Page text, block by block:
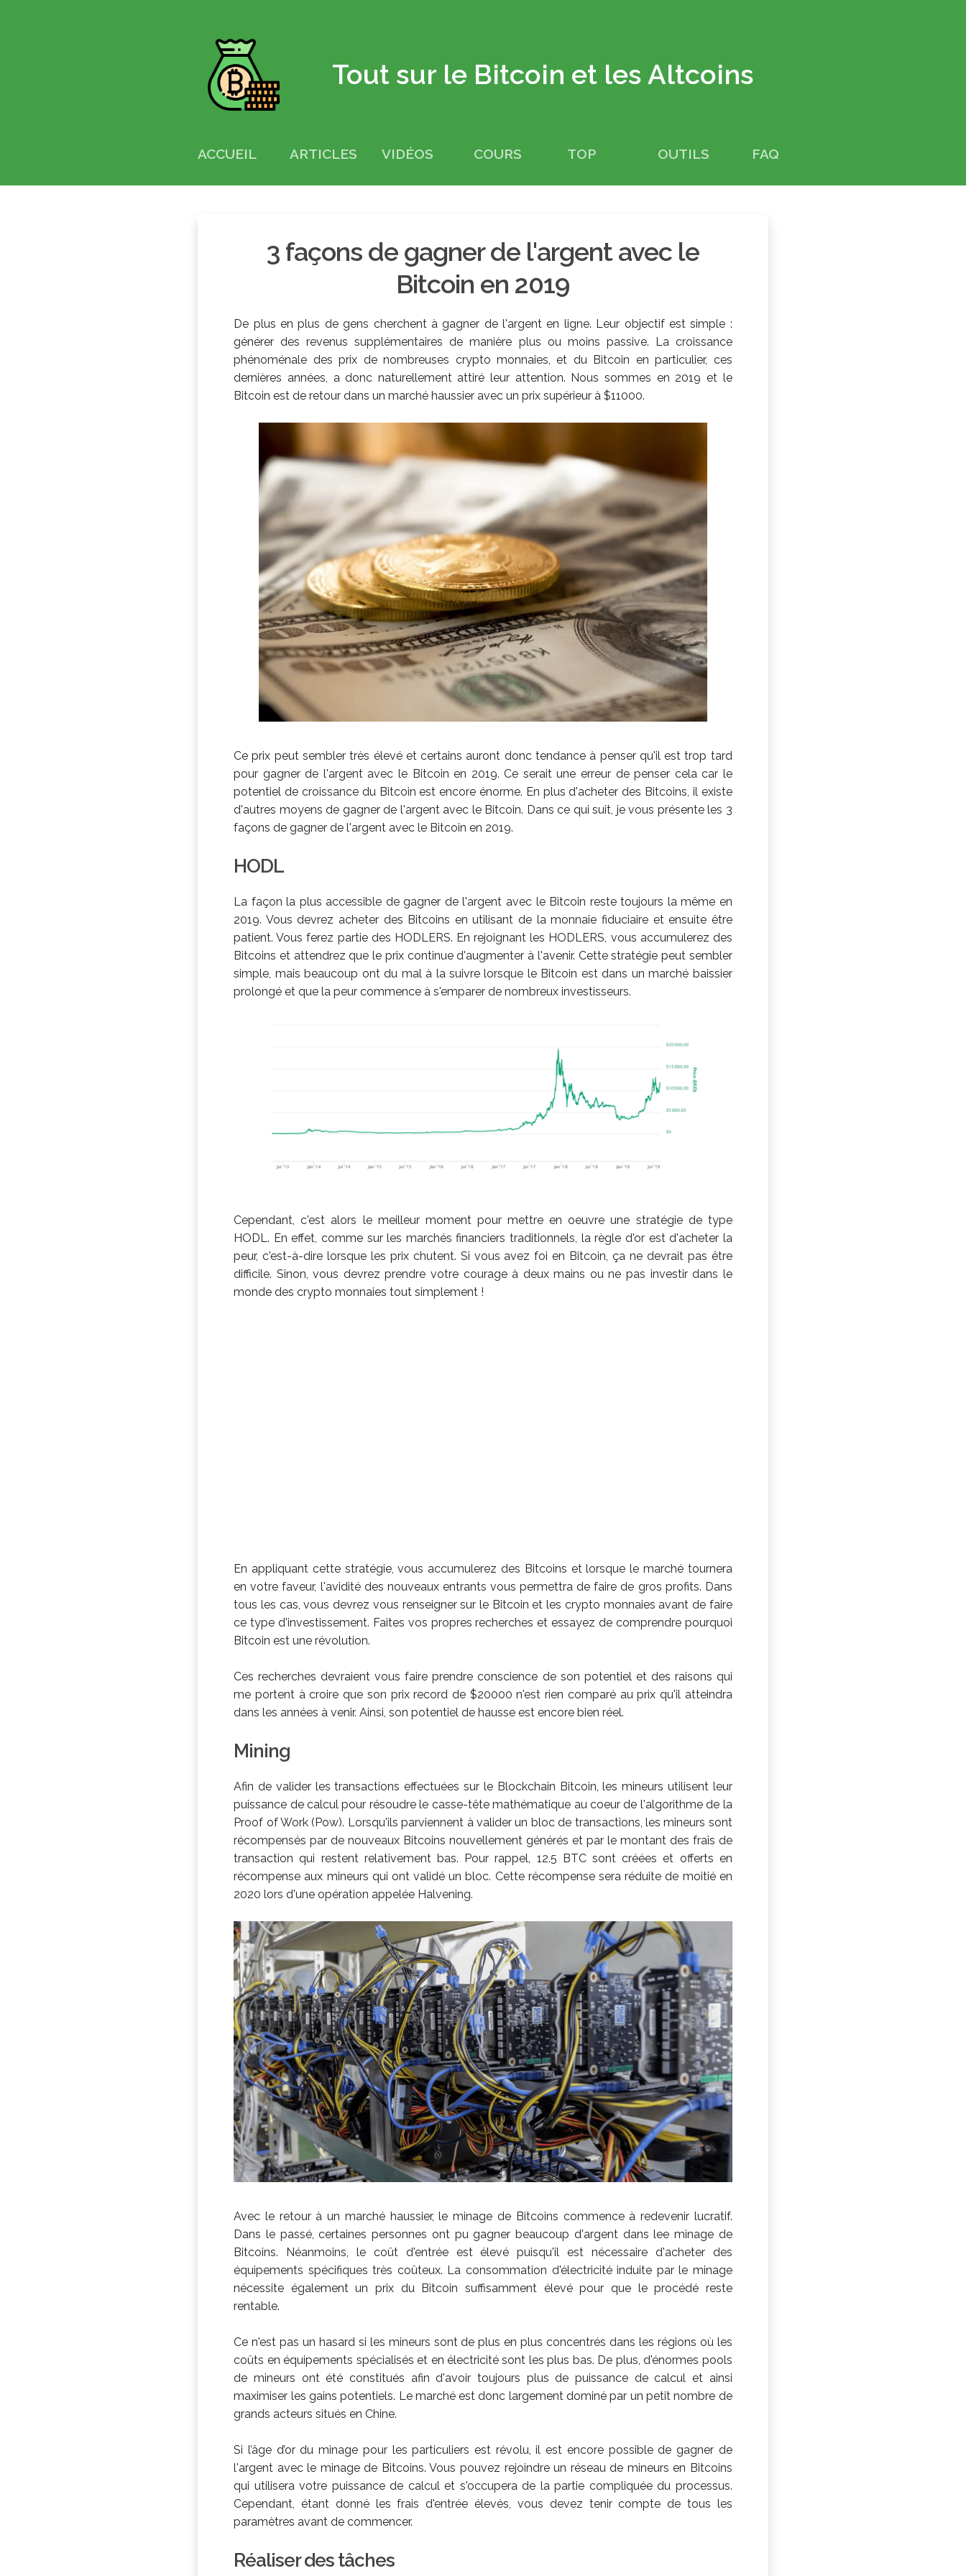
Tout sur le Bitcoin et les Altcoins
ACCUEIL ARTICLES VIDÉOS COURS TOP OUTILS FAQ
3 façons de gagner de l'argent avec le
Bitcoin en 2019
De plus en plus de gens cherchent à gagner de l'argent en ligne. Leur objectif est simple :
générer des revenus supplémentaires de manière plus ou moins passive. La croissance
phénoménale des prix de nombreuses crypto monnaies, et du Bitcoin en particulier, ces
dernières années, a donc naturellement attiré leur attention. Nous sommes en 2019 et le
Bitcoin est de retour dans un marché haussier avec un prix supérieur à $11000.
Ce prix peut sembler très élevé et certains auront donc tendance à penser qu'il est trop tard
pour gagner de l'argent avec le Bitcoin en 2019. Ce serait une erreur de penser cela car le
potentiel de croissance du Bitcoin est encore énorme. En plus d'acheter des Bitcoins, il existe
d'autres moyens de gagner de l'argent avec le Bitcoin. Dans ce qui suit, je vous présente les 3
façons de gagner de l'argent avec le Bitcoin en 2019.
HODL
La façon la plus accessible de gagner de l'argent avec le Bitcoin reste toujours la même en
2019. Vous devrez acheter des Bitcoins en utilisant de la monnaie fiduciaire et ensuite être
patient. Vous ferez partie des HODLERS. En rejoignant les HODLERS, vous accumulerez des
Bitcoins et attendrez que le prix continue d'augmenter à l'avenir. Cette stratégie peut sembler
simple, mais beaucoup ont du mal à la suivre lorsque le Bitcoin est dans un marché baissier
prolongé et que la peur commence à s'emparer de nombreux investisseurs.
Cependant, c'est alors le meilleur moment pour mettre en oeuvre une stratégie de type
HODL. En effet, comme sur les marchés financiers traditionnels, la règle d'or est d'acheter la
peur, c'est-à-dire lorsque les prix chutent. Si vous avez foi en Bitcoin, ça ne devrait pas être
difficile. Sinon, vous devrez prendre votre courage à deux mains ou ne pas investir dans le
monde des crypto monnaies tout simplement !
En appliquant cette stratégie, vous accumulerez des Bitcoins et lorsque le marché tournera
en votre faveur, l'avidité des nouveaux entrants vous permettra de faire de gros profits. Dans
tous les cas, vous devrez vous renseigner sur le Bitcoin et les crypto monnaies avant de faire
ce type d'investissement. Faites vos propres recherches et essayez de comprendre pourquoi
Bitcoin est une révolution.
Ces recherches devraient vous faire prendre conscience de son potentiel et des raisons qui
me portent à croire que son prix record de $20000 n'est rien comparé au prix qu'il atteindra
dans les années à venir. Ainsi, son potentiel de hausse est encore bien réel.
Mining
Afin de valider les transactions effectuées sur le Blockchain Bitcoin, les mineurs utilisent leur
puissance de calcul pour résoudre le casse-tête mathématique au coeur de l'algorithme de la
Proof of Work (Pow). Lorsqu'ils parviennent à valider un bloc de transactions, les mineurs sont
récompensés par de nouveaux Bitcoins nouvellement générés et par le montant des frais de
transaction qui restent relativement bas. Pour rappel, 12.5 BTC sont créées et offerts en
récompense aux mineurs qui ont validé un bloc. Cette récompense sera réduite de moitié en
2020 lors d'une opération appelée Halvening.
Avec le retour à un marché haussier, le minage de Bitcoins commence à redevenir lucratif.
Dans le passé, certaines personnes ont pu gagner beaucoup d'argent dans lee minage de
Bitcoins. Néanmoins, le coût d'entrée est élevé puisqu'il est nécessaire d'acheter des
équipements spécifiques très coûteux. La consommation d'électricité induite par le minage
nécessite également un prix du Bitcoin suffisamment élevé pour que le procédé reste
rentable.
Ce n'est pas un hasard si les mineurs sont de plus en plus concentrés dans les régions où les
coûts en équipements spécialisés et en électricité sont les plus bas. De plus, d'énormes pools
de mineurs ont été constitués afin d'avoir toujours plus de puissance de calcul et ainsi
maximiser les gains potentiels. Le marché est donc largement dominé par un petit nombre de
grands acteurs situés en Chine.
Si l’âge d’or du minage pour les particuliers est révolu, il est encore possible de gagner de
l'argent avec le minage de Bitcoins. Vous pouvez rejoindre un réseau de mineurs en Bitcoins
qui utilisera votre puissance de calcul et s'occupera de la partie compliquée du processus.
Cependant, étant donné les frais d'entrée élevés, vous devez tenir compte de tous les
paramètres avant de commencer.
Réaliser des tâches